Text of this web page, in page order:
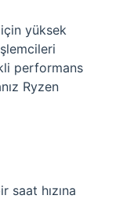
yüksek
performans
Ryzen
saat hızına